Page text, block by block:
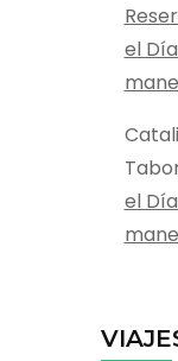
el
el